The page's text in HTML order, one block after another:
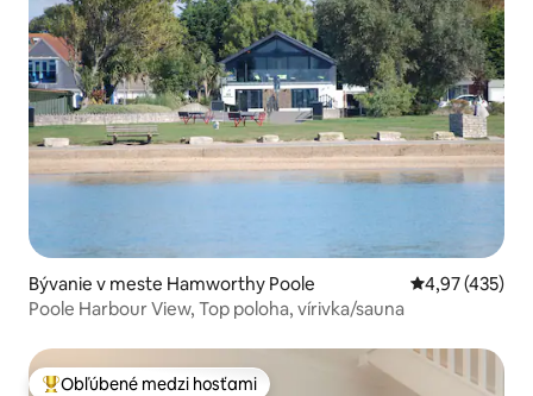
Bývanie v meste Hamworthy Poole Priemerné
4,97 (435)
Poole Harbour View, Top poloha, vírivka/sauna
Obľúbené medzi hosťami